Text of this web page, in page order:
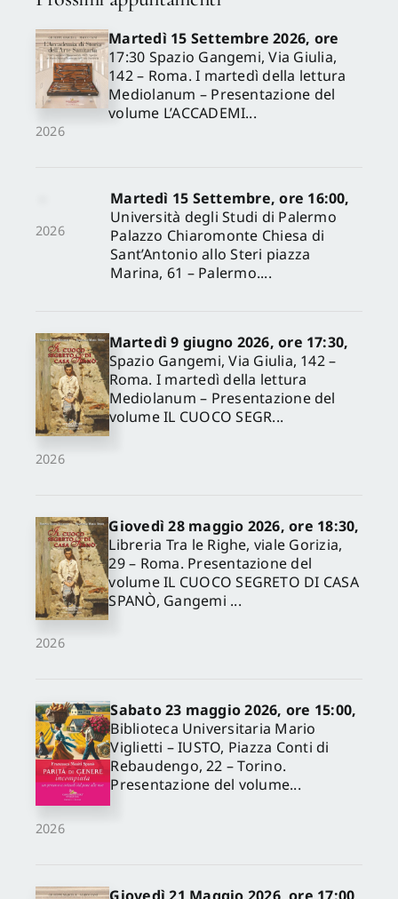
2026
Martedì 15 Settembre 2026, ore
17:30 Spazio Gangemi, Via Giulia,
142 – Roma. I martedì della lettura
Mediolanum – Presentazione del
volume L’ACCADEMI...
2026
Martedì 15 Settembre, ore 16:00,
Università degli Studi di Palermo
Palazzo Chiaromonte Chiesa di
Sant’Antonio allo Steri piazza
Marina, 61 – Palermo....
2026
Martedì 9 giugno 2026, ore 17:30,
Spazio Gangemi, Via Giulia, 142 –
Roma. I martedì della lettura
Mediolanum – Presentazione del
volume IL CUOCO SEGR...
2026
Giovedì 28 maggio 2026, ore 18:30,
Libreria Tra le Righe, viale Gorizia,
29 – Roma. Presentazione del
volume IL CUOCO SEGRETO DI CASA
SPANÒ, Gangemi ...
2026
Sabato 23 maggio 2026, ore 15:00,
Biblioteca Universitaria Mario
Viglietti – IUSTO, Piazza Conti di
Rebaudengo, 22 – Torino.
Presentazione del volume...